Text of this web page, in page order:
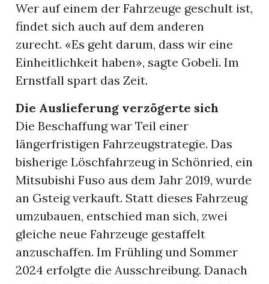
Wer auf einem der Fahrzeuge geschult ist,
findet sich auch auf dem anderen
zurecht. «Es geht darum, dass wir eine
Einheitlichkeit haben», sagte Gobeli. Im
Ernstfall spart das Zeit.
Die Auslieferung verzögerte sich
Die Beschaffung war Teil einer
längerfristigen Fahrzeugstrategie. Das
bisherige Löschfahrzeug in Schönried, ein
Mitsubishi Fuso aus dem Jahr 2019, wurde
an Gsteig verkauft. Statt dieses Fahrzeug
umzubauen, entschied man sich, zwei
gleiche neue Fahrzeuge gestaffelt
anzuschaffen. Im Frühling und Sommer
2024 erfolgte die Ausschreibung. Danach